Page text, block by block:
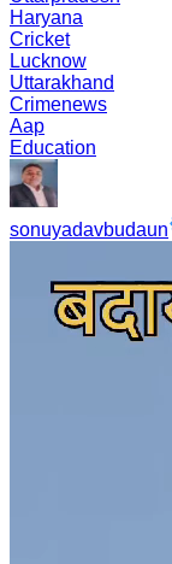
Haryana
Cricket
Lucknow
Uttarakhand
Crimenews
Aap
Education
sonuyadavbudaun